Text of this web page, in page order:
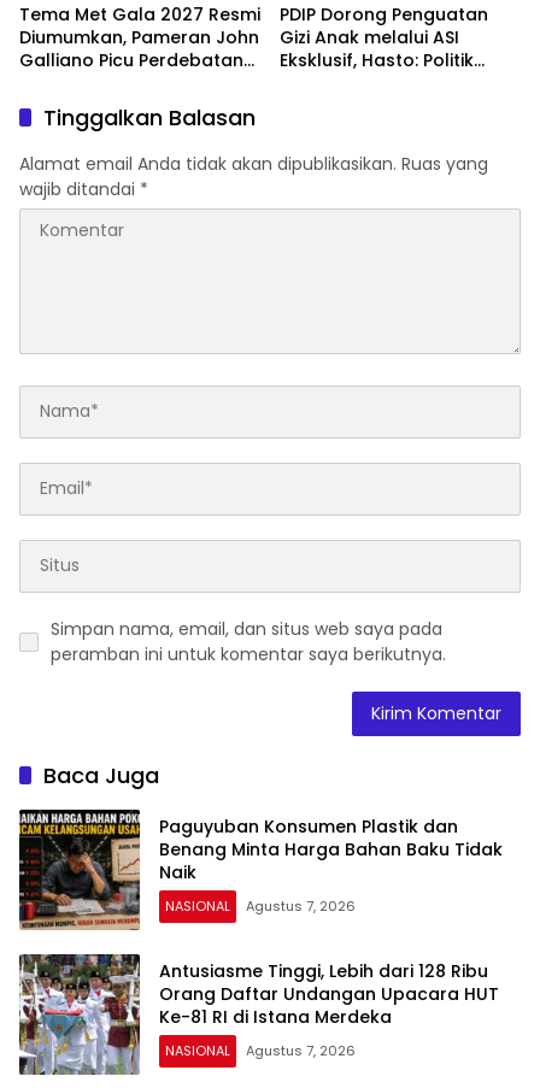
Tema Met Gala 2027 Resmi
Diumumkan, Pameran John
Galliano Picu Perdebatan
PDIP Dorong Penguatan
Gizi Anak melalui ASI
Eksklusif, Hasto: Politik
Tinggalkan Balasan
Alamat email Anda tidak akan dipublikasikan. Ruas yang
wajib ditandai *
Simpan nama, email, dan situs web saya pada
peramban ini untuk komentar saya berikutnya.
Baca Juga
Paguyuban Konsumen Plastik dan
Benang Minta Harga Bahan Baku Tidak
Naik
NASIONAL Agustus 7, 2026
Antusiasme Tinggi, Lebih dari 128 Ribu
Orang Daftar Undangan Upacara HUT
Ke-81 RI di Istana Merdeka
NASIONAL Agustus 7, 2026